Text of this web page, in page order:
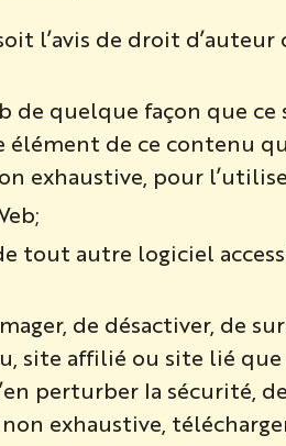
l’avis de droit
quelque façon que
de ce contenu
exhaustive, pour
autre logiciel
de désactiver, de
site affilié ou site lié
perturber la
exhaustive,